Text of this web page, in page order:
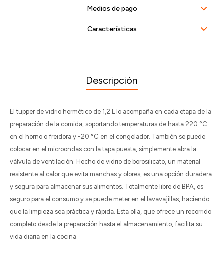
Medios de pago
Características
Descripción
El tupper de vidrio hermético de 1,2 L lo acompaña en cada etapa de la
preparación de la comida, soportando temperaturas de hasta 220 °C
en el horno o freidora y -20 °C en el congelador. También se puede
colocar en el microondas con la tapa puesta, simplemente abra la
válvula de ventilación. Hecho de vidrio de borosilicato, un material
resistente al calor que evita manchas y olores, es una opción duradera
y segura para almacenar sus alimentos. Totalmente libre de BPA, es
seguro para el consumo y se puede meter en el lavavajillas, haciendo
que la limpieza sea práctica y rápida. Esta olla, que ofrece un recorrido
completo desde la preparación hasta el almacenamiento, facilita su
vida diaria en la cocina.